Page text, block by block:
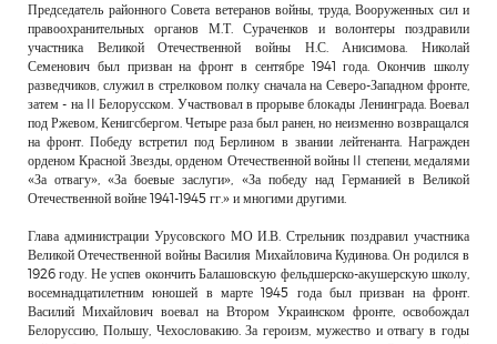
Председатель районного Совета ветеранов войны, труда, Вооруженных сил и
правоохранительных органов М.Т. Сураченков и волонтеры поздравили
участника Великой Отечественной войны Н.С. Анисимова. Николай
Семенович был призван на фронт в сентябре 1941 года. Окончив школу
разведчиков, служил в стрелковом полку сначала на Северо-Западном фронте,
затем - на II Белорусском. Участвовал в прорыве блокады Ленинграда. Воевал
под Ржевом, Кенигсбергом. Четыре раза был ранен, но неизменно возвращался
на фронт. Победу встретил под Берлином в звании лейтенанта. Награжден
орденом Красной Звезды, орденом Отечественной войны II степени, медалями
«За отвагу», «За боевые заслуги», «За победу над Германией в Великой
Отечественной войне 1941-1945 гг.» и многими другими.
Глава администрации Урусовского МО И.В. Стрельник поздравил участника
Великой Отечественной войны Василия Михайловича Кудинова. Он родился в
1926 году. Не успев окончить Балашовскую фельдшерско-акушерскую школу,
восемнадцатилетним юношей в марте 1945 года был призван на фронт.
Василий Михайлович воевал на Втором Украинском фронте, освобождал
Белоруссию, Польшу, Чехословакию. За героизм, мужество и отвагу в годы